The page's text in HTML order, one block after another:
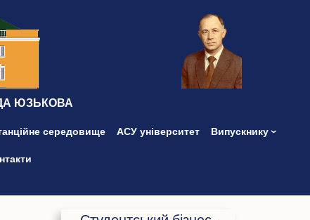
ЮЗЬКОВА
середовище АСУ університет
Випускнику